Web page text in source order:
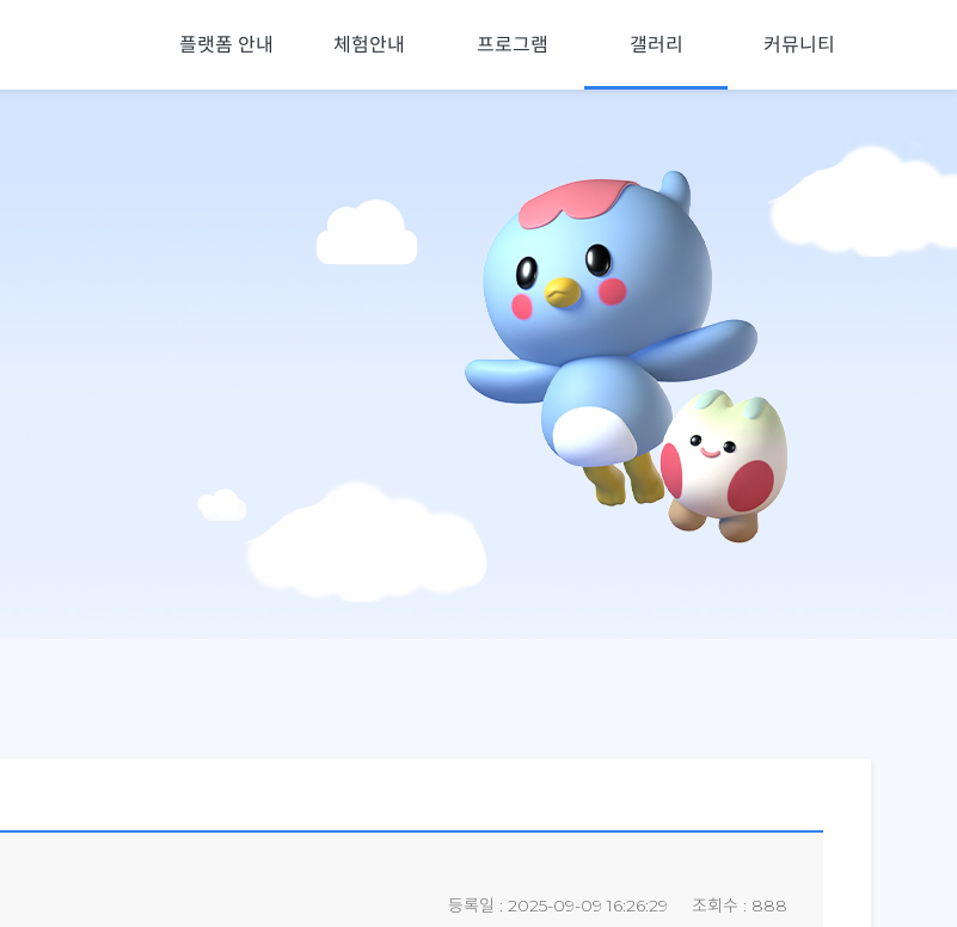
플랫폼 안내 체험안내 프로그램 갤러리 커뮤니티
조회수 : 888
등록일 : 2025-09-09 16:26:29